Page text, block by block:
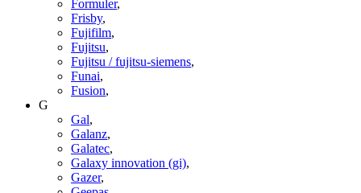
Formuler,
Frisby,
Fujifilm,
Fujitsu,
Fujitsu / fujitsu-siemens,
Funai,
Fusion,
G
Gal,
Galanz,
Galatec,
Galaxy innovation (gi),
Gazer,